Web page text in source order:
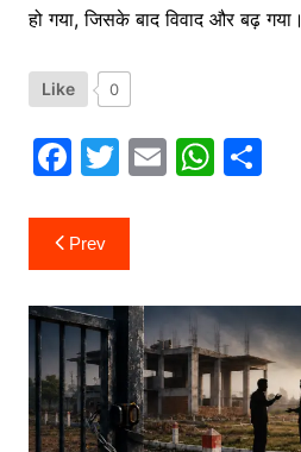
हो गया, जिसके बाद विवाद और बढ़ गया।
Like 0
F
c
e
b
o
o
k
T
itt
er
E W
A
p
p
S
Post
navigation
Prev